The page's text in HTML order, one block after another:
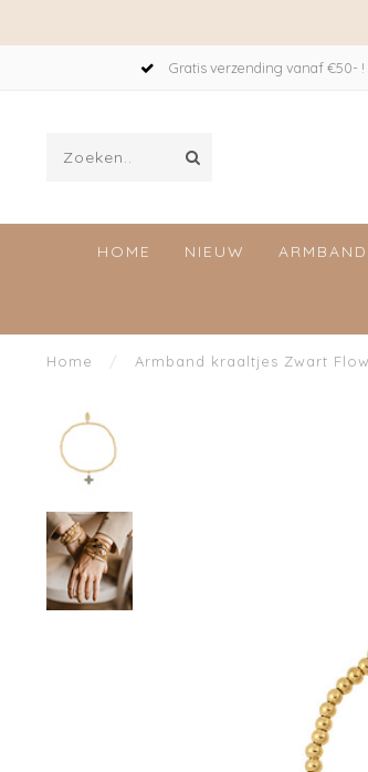
Gratis verzending vanaf €50- !
HOME NIEUW
Home / Armband kraaltjes Zwart